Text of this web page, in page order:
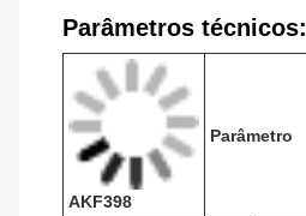
Parâmetros técnicos:
AKF398
Parâmetro